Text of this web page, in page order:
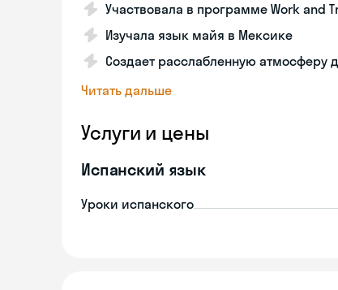
Участвовала в программе Work and
Изучала язык майя в Мексике
Создает расслабленную атмосферу
Читать дальше
Услуги и цены
Испанский язык
Уроки испанского